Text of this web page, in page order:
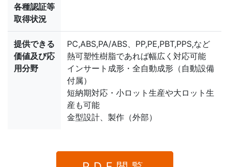
各種認証等
取得状況
提供できる
価値及び応
用分野
PC,ABS,PA/ABS、PP,PE,PBT,PPS,など
熱可塑性樹脂であれば幅広く対応可能
インサート成形・全自動成形（自動設備
付属）
短納期対応・小ロット生産や大ロット生
産も可能
金型設計、製作（外部）